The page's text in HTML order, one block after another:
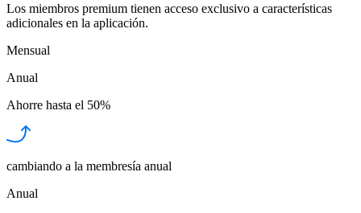
Los miembros premium tienen acceso exclusivo a características
adicionales en la aplicación.
Mensual
Anual
Ahorre hasta el 50%
cambiando a la membresía anual
Anual